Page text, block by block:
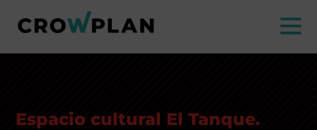
Espacio cultural El Tanque.